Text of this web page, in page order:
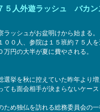
５人外遊ラッシュ バカン
ラッシュがお盆明けから始まる
００人、参院は１５班約７５人
万円の大半が夏に費やされる。
挙を秋に控えていた昨年より
ても面会相手が決まらないケー
め独仏を訪れる総務委員会の